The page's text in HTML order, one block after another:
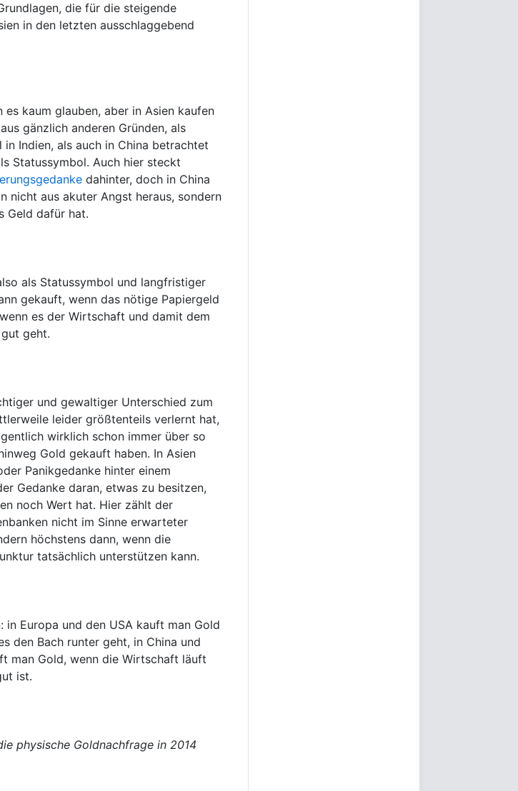
die für die steigende
in den letzten ausschlaggebend
es kaum glauben, aber in Asien kaufen
gänzlich anderen Gründen, als
in Indien, als auch in China betrachtet
Statussymbol. Auch hier steckt
dahinter, doch in China
nicht aus akuter Angst heraus, sondern
Geld dafür hat.
als Statussymbol und langfristiger
gekauft, wenn das nötige Papiergeld
es der Wirtschaft und damit dem
geht.
und gewaltiger Unterschied zum
leider größtenteils verlernt hat,
wirklich schon immer über so
Gold gekauft haben. In Asien
Panikgedanke hinter einem
Gedanke daran, etwas zu besitzen,
noch Wert hat. Hier zählt der
nicht im Sinne erwarteter
höchstens dann, wenn die
tatsächlich unterstützen kann.
in Europa und den USA kauft man Gold
den Bach runter geht, in China und
man Gold, wenn die Wirtschaft läuft
ist.
physische Goldnachfrage in 2014